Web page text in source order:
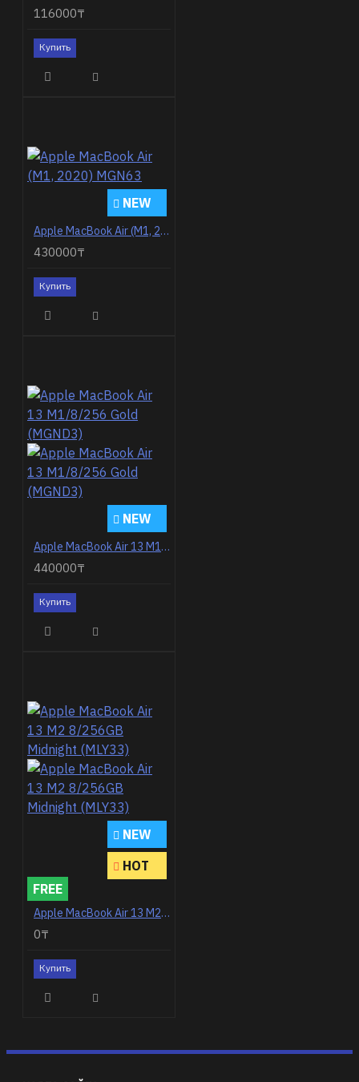
116000₸
Купить
NEW
Apple MacBook Air (M1, 2020) MGN63
430000₸
Купить
NEW
Apple MacBook Air 13 M1/8/256 Gold (MGND3)
440000₸
Купить
NEW
HOT
FREE
Apple MacBook Air 13 M2 8/256GB Midnight (MLY33)
0₸
Купить